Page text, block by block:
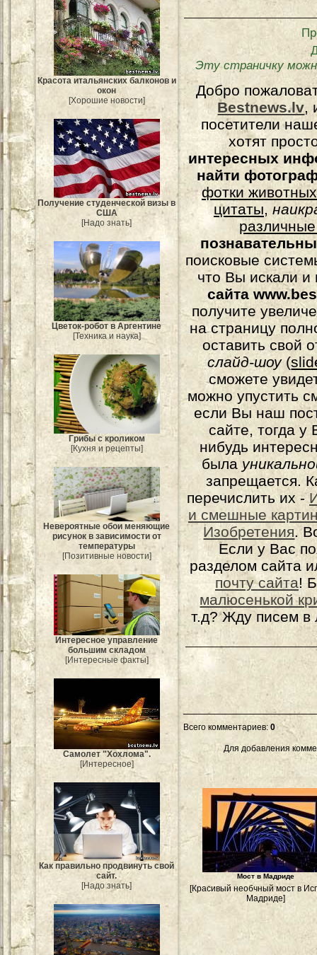
Красота итальянских балконов и
окон
[Хорошие новости]
Получение студенческой визы в
США
[Надо знать]
Цветок-робот в Аргентине
[Техника и наука]
Грибы с кроликом
[Кухня и рецепты]
Невероятные обои меняющие
рисунок в зависимости от
температуры
[Позитивные новости]
Интересное управление
большим складом
[Интересные факты]
Самолет "Хохлома".
[Интересное]
Как правильно продвинуть свой
сайт.
[Надо знать]
Эту страничку
Добро
Bestnews.lv,
посетители
хотят
интересных
найти
фотки животных
цитаты,
поисковые
что Вы искали и
сайта
получите
на страницу
оставить свой
слайд-шоу(
сможете
можно упустить
если Вы наш
сайте, тогда у
нибудь
была
запрещается.
перечислить их -
и смешные
Изобретения.
Если у Вас
разделом сайта
почту сайта!
малюсенькой
т.д? Жду писем в
Всего комментариев: 0
Для добавления
Мост в Мадриде
[Красивый необчный мост в
Мадриде]